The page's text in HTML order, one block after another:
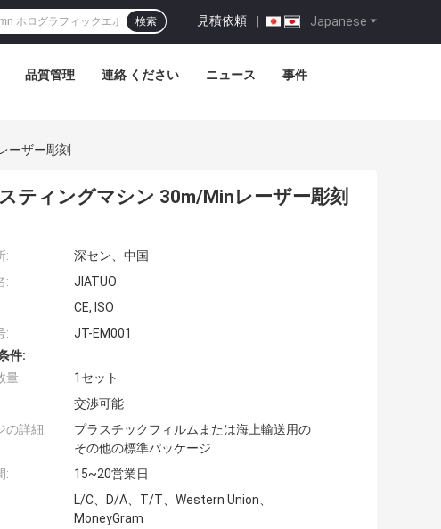
Japanese
見積依頼 |
検索
品質管理 連絡 ください ニュース 事件
ーザー彫刻
ティングマシン 30m/Minレーザー彫刻
:
深セン、中国
:
JIATUO
CE, ISO
:
JT-EM001
件:
量:
1セット
交渉可能
の詳細:
プラスチックフィルムまたは海上輸送用の
その他の標準パッケージ
:
15~20営業日
L/C、D/A、T/T、Western Union、
MoneyGram